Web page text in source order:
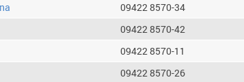
09422 8570-34
09422 8570-42
09422 8570-11
09422 8570-26